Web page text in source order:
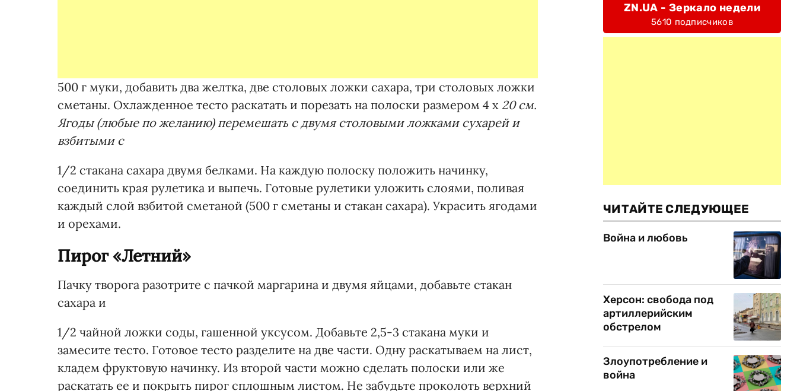
500 г муки, добавить два желтка, две столовых ложки сахара, три столовых ложки
сметаны. Охлажденное тесто раскатать и порезать на полоски размером 4 х 20 см.
Ягоды (любые по желанию) перемешать с двумя столовыми ложками сухарей и
взбитыми с
1/2 стакана сахара двумя белками. На каждую полоску положить начинку,
соединить края рулетика и выпечь. Готовые рулетики уложить слоями, поливая
каждый слой взбитой сметаной (500 г сметаны и стакан сахара). Украсить ягодами
и орехами.
Пирог «Летний»
Пачку творога разотрите с пачкой маргарина и двумя яйцами, добавьте стакан
сахара и
1/2 чайной ложки соды, гашенной уксусом. Добавьте 2,5-3 стакана муки и
замесите тесто. Готовое тесто разделите на две части. Одну раскатываем на лист,
кладем фруктовую начинку. Из второй части можно сделать полоски или же
раскатать ее и покрыть пирог сплошным листом. Не забудьте проколоть верхний
ZN.UA - Зеркало недели
5610 подписчиков
ЧИТАЙТЕ СЛЕДУЮЩЕЕ
Война и любовь
Херсон: свобода под
артиллерийским
обстрелом
Злоупотребление и
война